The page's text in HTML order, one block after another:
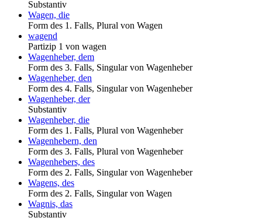
Substantiv
Wagen, die
Form des 1. Falls, Plural von Wagen
wagend
Partizip 1 von wagen
Wagenheber, dem
Form des 3. Falls, Singular von Wagenheber
Wagenheber, den
Form des 4. Falls, Singular von Wagenheber
Wagenheber, der
Substantiv
Wagenheber, die
Form des 1. Falls, Plural von Wagenheber
Wagenhebern, den
Form des 3. Falls, Plural von Wagenheber
Wagenhebers, des
Form des 2. Falls, Singular von Wagenheber
Wagens, des
Form des 2. Falls, Singular von Wagen
Wagnis, das
Substantiv